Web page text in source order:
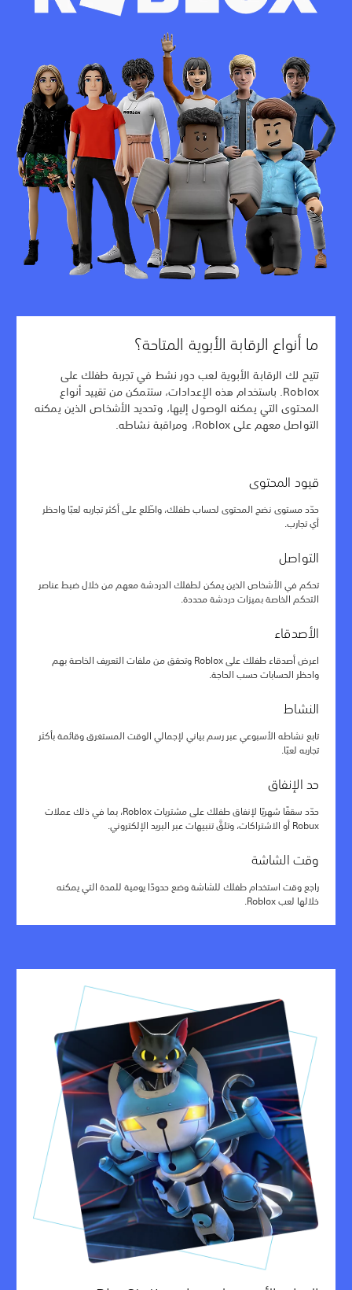
ما أنواع الرقابة الأبوية المتاحة؟
تتيح لك الرقابة الأبوية لعب دور نشط في تجربة طفلك على
Roblox. باستخدام هذه الإعدادات، ستتمكن من تقييد أنواع
المحتوى التي يمكنه الوصول إليها، وتحديد الأشخاص الذين يمكنه
التواصل معهم على Roblox، ومراقبة نشاطه.
قيود المحتوى
حدّد مستوى نضج المحتوى لحساب طفلك، واطّلع على أكثر تجاربه لعبًا واحظر
أي تجارب.
التواصل
تحكم في الأشخاص الذين يمكن لطفلك الدردشة معهم من خلال ضبط عناصر
التحكم الخاصة بميزات دردشة محددة.
الأصدقاء
اعرض أصدقاء طفلك على Roblox وتحقق من ملفات التعريف الخاصة بهم
واحظر الحسابات حسب الحاجة.
النشاط
تابع نشاطه الأسبوعي عبر رسم بياني لإجمالي الوقت المستغرق وقائمة بأكثر
تجاربه لعبًا.
حد الإنفاق
حدّد سقفًا شهريًا لإنفاق طفلك على مشتريات Roblox، بما في ذلك عملات
Robux أو الاشتراكات، وتلقَّ تنبيهات عبر البريد الإلكتروني.
وقت الشاشة
راجع وقت استخدام طفلك للشاشة وضع حدودًا يومية للمدة التي يمكنه
خلالها لعب Roblox.